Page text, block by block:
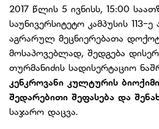
2017 წლის 5 ივნისს, 15:00
საუნივერსიტეტო კამპუსის 113-
აგრარულ მეცნიერებათა
მოსაპოვებლად, შედგება
თურმანიძის სადისერტაციო
კენკროვანი კულტურის
შედარებითი შეფასება და
საჯარო დაცვა.